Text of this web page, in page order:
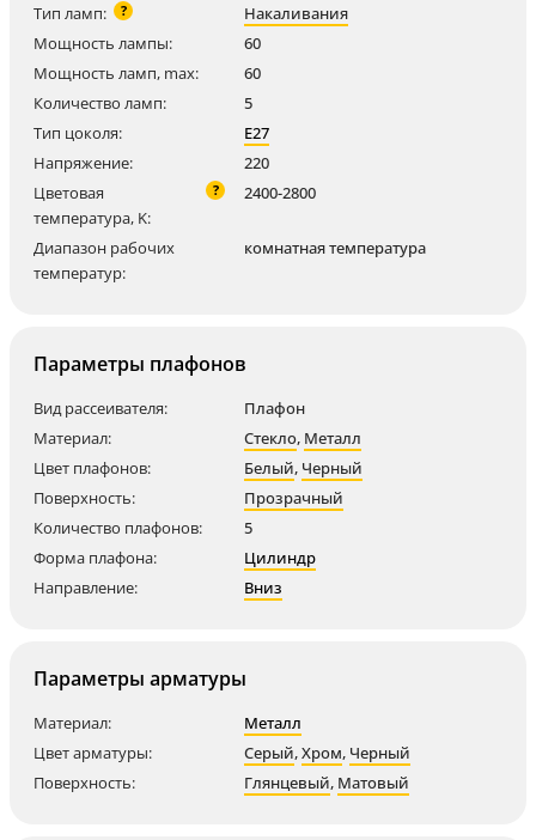
Тип ламп: ?
Накаливания
Мощность лампы:
60
Мощность ламп, max:
60
Количество ламп:
5
Тип цоколя:
E27
Напряжение:
220
Цветовая
температура, K:
? 2400-2800
Диапазон рабочих
температур:
комнатная температура
Параметры плафонов
Вид рассеивателя:
Плафон
Материал:
Стекло, Металл
Цвет плафонов:
Белый, Черный
Поверхность:
Прозрачный
Количество плафонов:
5
Форма плафона:
Цилиндр
Направление:
Вниз
Параметры арматуры
Материал:
Металл
Цвет арматуры:
Серый,Хром, Черный
Поверхность:
Глянцевый, Матовый